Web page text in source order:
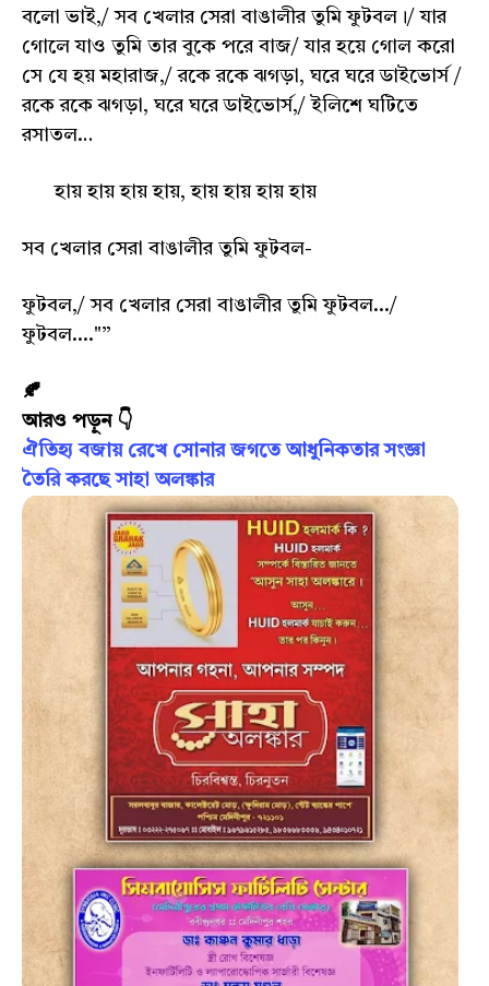
বলো ভাই,/ সব খেলার সেরা বাঙালীর তুমি ফুটবল।/ যার
গোলে যাও তুমি তার বুকে পরে বাজ/ যার হয়ে গোল করো
সে যে হয় মহারাজ,/ রকে রকে ঝগড়া, ঘরে ঘরে ডাইভোর্স /
রকে রকে ঝগড়া, ঘরে ঘরে ডাইভোর্স,/ ইলিশে ঘটিতে
রসাতল…
হায় হায় হায় হায়, হায় হায় হায় হায়
সব খেলার সেরা বাঙালীর তুমি ফুটবল-
ফুটবল,/ সব খেলার সেরা বাঙালীর তুমি ফুটবল.../
ফুটবল...."”
🍂
আরও পড়ুন 👇
ঐতিহ্য বজায় রেখে সোনার জগতে আধুনিকতার সংজ্ঞা
তৈরি করছে সাহা অলঙ্কার